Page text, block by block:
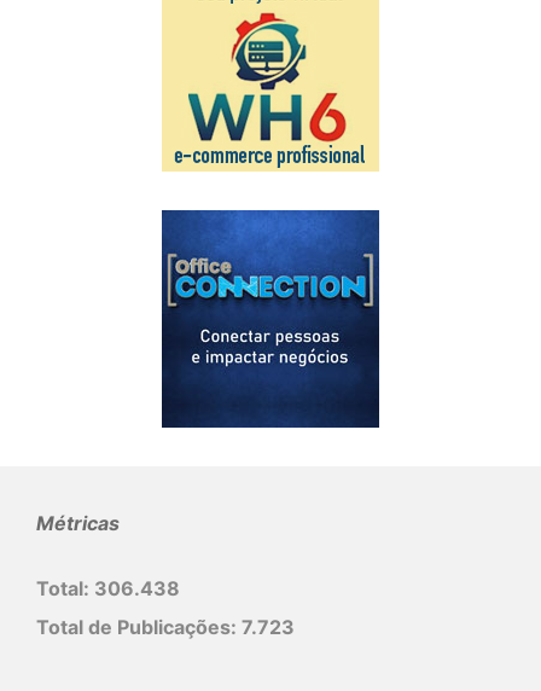
Métricas
Total: 306.438
Total de Publicações: 7.723